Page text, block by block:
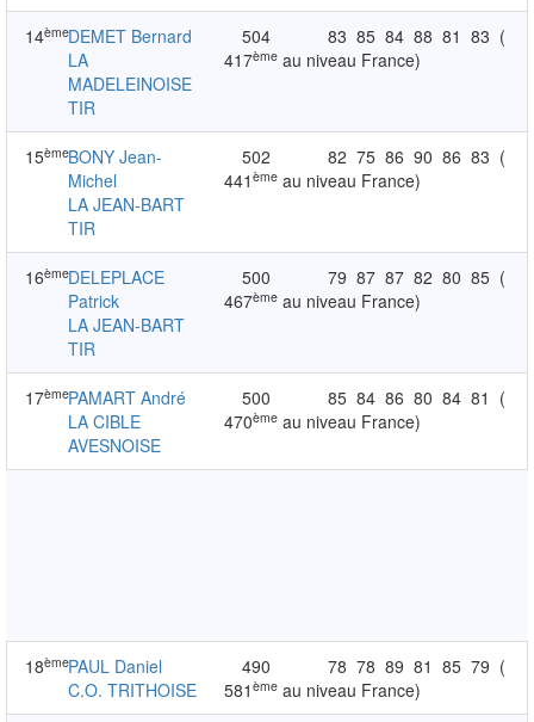
14èmeDEMET Bernard
LA
MADELEINOISE
TIR
504 83 85 84 88 81 83 (
417èmeau niveau France)
15èmeBONY Jean-
Michel
LA JEAN-BART
TIR
502 82 75 86 90 86 83 (
441 èmeau niveau France)
16èmeDELEPLACE
Patrick
LA JEAN-BART
TIR
500 79 87 87 82 80 85 (
467èmeau niveau France)
17èmePAMART André
LA CIBLE
AVESNOISE
500 85 84 86 80 84 81 (
470èmeau niveau France)
18èmePAUL Daniel
C.O. TRITHOISE
490 78 78 89 81 85 79 (
581 èmeau niveau France)